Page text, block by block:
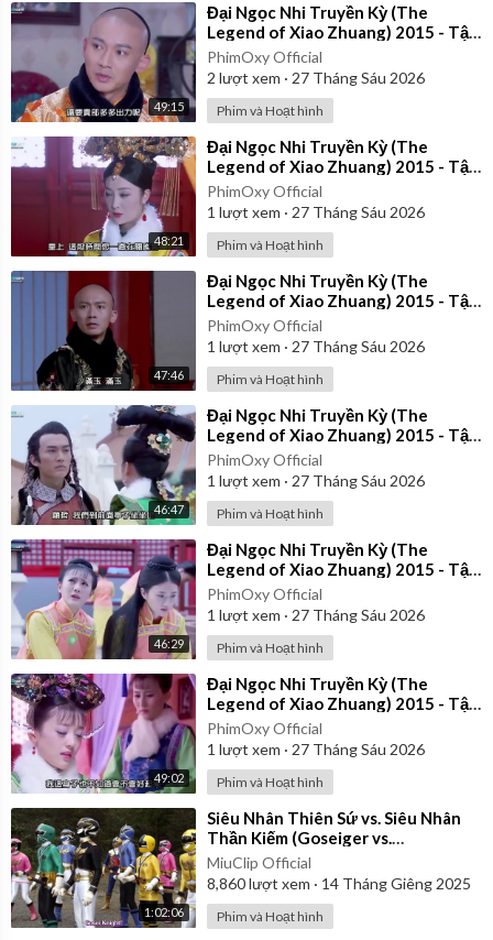
49:15
⁣Đại Ngọc Nhi Truyền Kỳ (The
Legend of Xiao Zhuang) 2015 - Tập
39 | Lồng Tiếng
PhimOxy Official
2 lượt xem · 27 Tháng Sáu 2026
Phim và Hoạt hình
48:21
⁣Đại Ngọc Nhi Truyền Kỳ (The
Legend of Xiao Zhuang) 2015 - Tập
35 | Lồng Tiếng
PhimOxy Official
1 lượt xem · 27 Tháng Sáu 2026
Phim và Hoạt hình
47:46
⁣Đại Ngọc Nhi Truyền Kỳ (The
Legend of Xiao Zhuang) 2015 - Tập
33 | Lồng Tiếng
PhimOxy Official
1 lượt xem · 27 Tháng Sáu 2026
Phim và Hoạt hình
46:47
⁣Đại Ngọc Nhi Truyền Kỳ (The
Legend of Xiao Zhuang) 2015 - Tập
27 | Lồng Tiếng
PhimOxy Official
1 lượt xem · 27 Tháng Sáu 2026
Phim và Hoạt hình
46:29
⁣Đại Ngọc Nhi Truyền Kỳ (The
Legend of Xiao Zhuang) 2015 - Tập
30 | Lồng Tiếng
PhimOxy Official
1 lượt xem · 27 Tháng Sáu 2026
Phim và Hoạt hình
49:02
⁣Đại Ngọc Nhi Truyền Kỳ (The
Legend of Xiao Zhuang) 2015 - Tập
37 | Lồng Tiếng
PhimOxy Official
1 lượt xem · 27 Tháng Sáu 2026
Phim và Hoạt hình
1:02:06
⁣Siêu Nhân Thiên Sứ vs. Siêu Nhân
Thần Kiếm (Goseiger vs.
Shinkenger) | Vietsub
MiuClip Official
8,860lượt xem · 14 Tháng Giêng 2025
Phim và Hoạt hình